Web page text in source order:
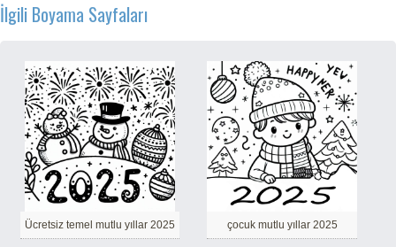
İlgili Boyama Sayfaları
Ücretsiz temel mutlu yıllar 2025 çocuk mutlu yıllar 2025